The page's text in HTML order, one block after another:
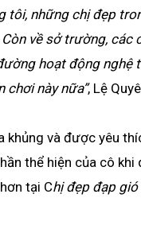
tôi, những chị đẹp
về sở trường,
hoạt động nghệ
chơi này nữa”, Lệ
khủng và được yêu
thể hiện của cô
tại Chị đẹp đạp